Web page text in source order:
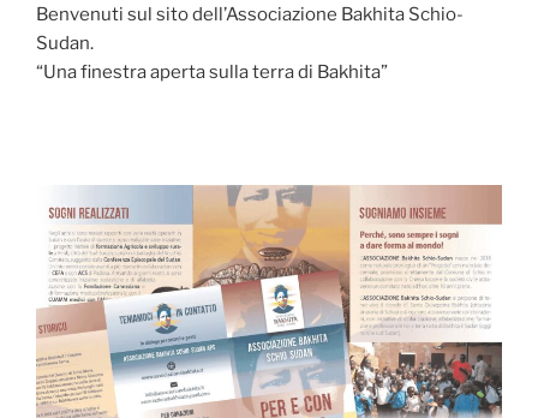
Benvenuti sul sito dell’Associazione Bakhita Schio-
Sudan.
“Una finestra aperta sulla terra di Bakhita”